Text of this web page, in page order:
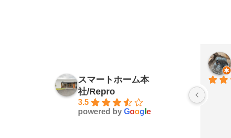
スマートホーム本
社/Repro
3.5
powered by Goog e